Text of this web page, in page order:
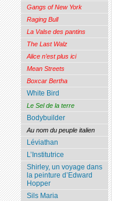
Gangs of New York
Raging Bull
La Valse des pantins
The Last Walz
Alice n’est plus ici
Mean Streets
Boxcar Bertha
White Bird
Le Sel de la terre
Bodybuilder
Au nom du peuple italien
Léviathan
L’Institutrice
Shirley, un voyage dans
la peinture d’Edward
Hopper
Sils Maria